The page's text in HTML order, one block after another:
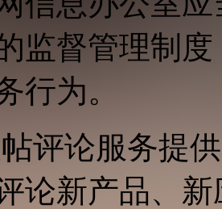
监督管理制
行为。
评论服务提
论新产品、